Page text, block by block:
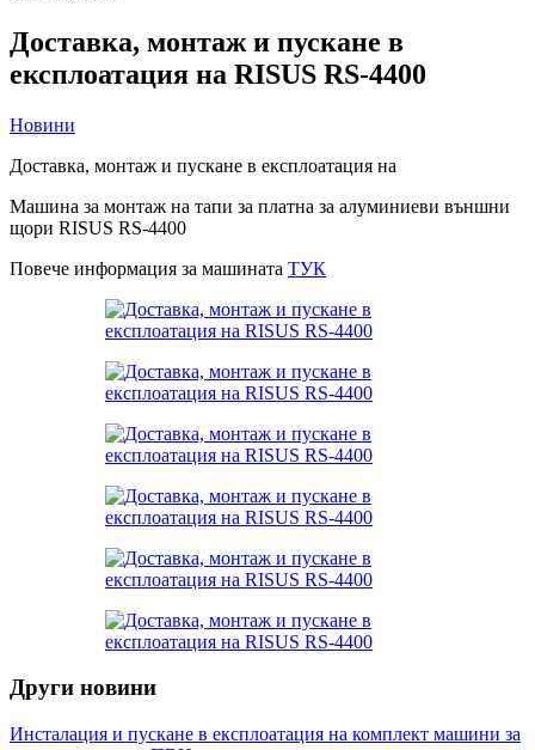
Доставка, монтаж и пускане в
експлоатация на RISUS RS-4400
Новини
Доставка, монтаж и пускане в експлоатация на
Машина за монтаж на тапи за платна за алуминиеви външни
щори RISUS RS-4400
Повече информация за машината ТУК
Други новини
Инсталация и пускане в експлоатация на комплект машини за